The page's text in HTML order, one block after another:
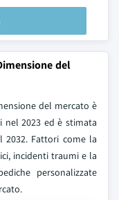
del
del mercato è
2023 ed è stimata
2032. Fattori come la
incidenti traumi e la
personalizzate